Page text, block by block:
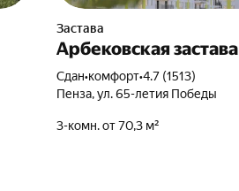
Застава
Арбековская застава
Сдан•комфорт•4.7 (1513)
Пенза, ул. 65-летия Победы
3-комн. от 70,3 м²